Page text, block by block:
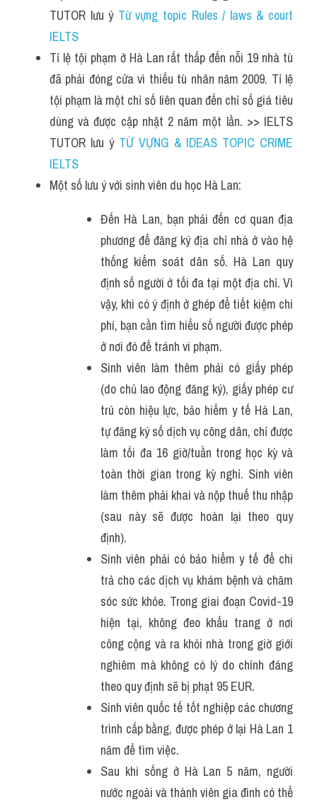
TUTOR lưu ý Từ vựng topic Rules / laws & court
IELTS
Tỉ lệ tội phạm ở Hà Lan rất thấp đến nỗi 19 nhà tù
đã phải đóng cửa vì thiếu tù nhân năm 2009. Tỉ lệ
tội phạm là một chỉ số liên quan đến chỉ số giá tiêu
dùng và được cập nhật 2 năm một lần. >> IELTS
TUTOR lưu ý TỪ VỰNG & IDEAS TOPIC CRIME
IELTS
Một số lưu ý với sinh viên du học Hà Lan:
Đến Hà Lan, bạn phải đến cơ quan địa
phương để đăng ký địa chỉ nhà ở vào hệ
thống kiểm soát dân số. Hà Lan quy
định số người ở tối đa tại một địa chỉ. Vì
vậy, khi có ý định ở ghép để tiết kiệm chi
phí, bạn cần tìm hiểu số người được phép
ở nơi đó để tránh vi phạm.
Sinh viên làm thêm phải có giấy phép
(do chủ lao động đăng ký), giấy phép cư
trú còn hiệu lực, bảo hiểm y tế Hà Lan,
tự đăng ký số dịch vụ công dân, chỉ được
làm tối đa 16 giờ/tuần trong học kỳ và
toàn thời gian trong kỳ nghỉ. Sinh viên
làm thêm phải khai và nộp thuế thu nhập
(sau này sẽ được hoàn lại theo quy
định).
Sinh viên phải có bảo hiểm y tế để chi
trả cho các dịch vụ khám bệnh và chăm
sóc sức khỏe. Trong giai đoạn Covid-19
hiện tại, không đeo khẩu trang ở nơi
công cộng và ra khỏi nhà trong giờ giới
nghiêm mà không có lý do chính đáng
theo quy định sẽ bị phạt 95 EUR.
Sinh viên quốc tế tốt nghiệp các chương
trình cấp bằng, được phép ở lại Hà Lan 1
năm để tìm việc.
Sau khi sống ở Hà Lan 5 năm, người
nước ngoài và thành viên gia đình có thể